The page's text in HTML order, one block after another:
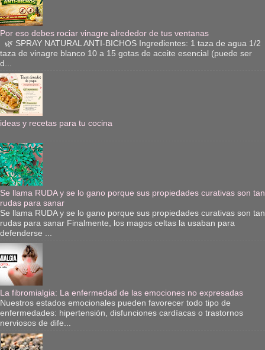
Por eso debes rociar vinagre alrededor de tus ventanas
🌿 SPRAY NATURAL ANTI-BICHOS Ingredientes: 1 taza de agua 1/2
taza de vinagre blanco 10 a 15 gotas de aceite esencial (puede ser
d...
ideas y recetas para tu cocina
Se llama RUDA y se lo gano porque sus propiedades curativas son tan
rudas para sanar
Se llama RUDA y se lo gano porque sus propiedades curativas son tan
rudas para sanar Finalmente, los magos celtas la usaban para
defenderse ...
La fibromialgia: La enfermedad de las emociones no expresadas
Nuestros estados emocionales pueden favorecer todo tipo de
enfermedades: hipertensión, disfunciones cardíacas o trastornos
nerviosos de dife...